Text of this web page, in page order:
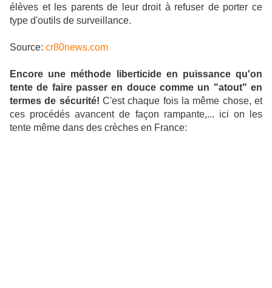
élèves et les parents de leur droit à refuser de porter ce
type d'outils de surveillance.
Source: cr80news.com
Encore une méthode liberticide en puissance qu'on
tente de faire passer en douce comme un "atout" en
termes de sécurité! C'est chaque fois la même chose, et
ces procédés avancent de façon rampante,... ici on les
tente même dans des crèches en France: